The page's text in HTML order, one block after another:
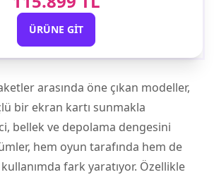
ÜRÜNE GIT
arasında öne çıkan modeller,
bir ekran kartı sunmakla
bellek ve depolama dengesini
hem oyun tarafında hem de
fark yaratıyor. Özellikle